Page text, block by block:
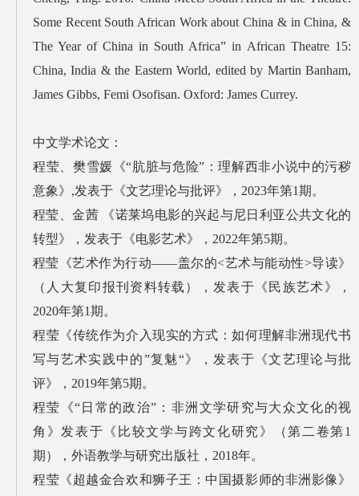
Some Recent South African Work about China & in China, &
The Year of China in South Africa” in African Theatre 15:
China, India & the Eastern World, edited by Martin Banham,
James Gibbs, Femi Osofisan. Oxford: James Currey.
中文学术论文：
程莹、樊雪媛《“肮脏与危险”：理解西非小说中的污秽
意象》,发表于《文艺理论与批评》，2023年第1期。
程莹、金茜 《诺莱坞电影的兴起与尼日利亚公共文化的
转型》，发表于《电影艺术》，2022年第5期。
程莹《艺术作为行动——盖尔的<艺术与能动性>导读》
（人大复印报刊资料转载），发表于《民族艺术》，
2020年第1期。
程莹《传统作为介入现实的方式：如何理解非洲现代书
写与艺术实践中的”复魅“》，发表于《文艺理论与批
评》，2019年第5期。
程莹《“日常的政治”：非洲文学研究与大众文化的视
角》发表于《比较文学与跨文化研究》（第二卷第1
期），外语教学与研究出版社，2018年。
程莹《超越金合欢和狮子王：中国摄影师的非洲影像》